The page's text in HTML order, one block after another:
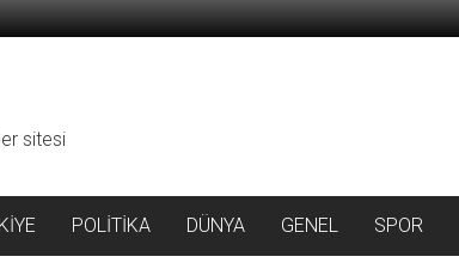
sitesi
POLİTİKA DÜNYA GENEL SPOR